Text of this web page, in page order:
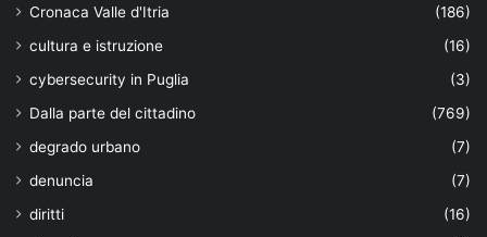
Cronaca Valle d'Itria
(186)
cultura e istruzione
(16)
cybersecurity in Puglia
(3)
Dalla parte del cittadino
(769)
degrado urbano
(7)
denuncia
(7)
diritti
(16)